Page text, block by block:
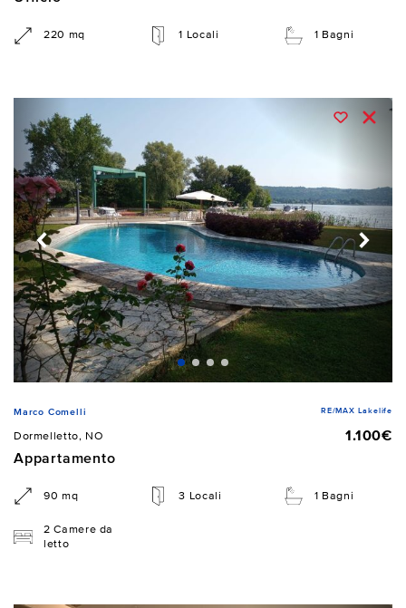
220 mq 1 Locali 1 Bagni
Marco Comelli RE/MAX Lakelife
Dormelletto, NO
1.100€
Appartamento
90 mq 3 Locali 1 Bagni
2 Camere da
letto